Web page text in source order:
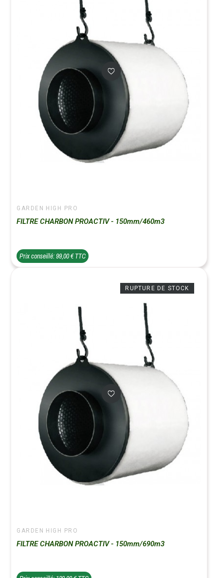
GARDEN HIGH PRO
FILTRE CHARBON PROACTIV - 150mm/460m3
Prix conseillé: 99,00 € TTC
RUPTURE DE STOCK
GARDEN HIGH PRO
FILTRE CHARBON PROACTIV - 150mm/690m3